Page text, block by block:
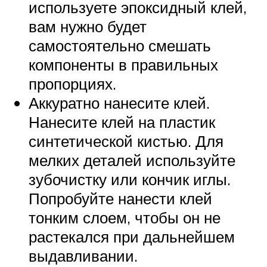
используете эпоксидный клей,
вам нужно будет
самостоятельно смешать
компоненты в правильных
пропорциях.
Аккуратно нанесите клей.
Нанесите клей на пластик
синтетической кистью. Для
мелких деталей используйте
зубочистку или кончик иглы.
Попробуйте нанести клей
тонким слоем, чтобы он не
растекался при дальнейшем
выдавливании.